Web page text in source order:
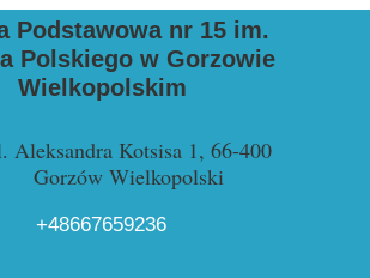
Podstawowa nr 15 im.
Polskiego w Gorzowie
Wielkopolskim
Aleksandra Kotsisa 1, 66-400
Gorzów Wielkopolski
+48667659236
+48957228729